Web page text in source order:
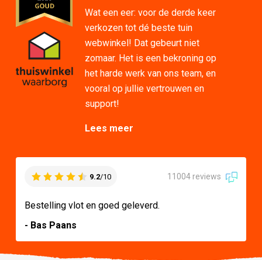
Wat een eer: voor de derde keer
verkozen tot dé beste tuin
webwinkel! Dat gebeurt niet
zomaar. Het is een bekroning op
het harde werk van ons team, en
vooral op jullie vertrouwen en
support!
Lees meer
9.2/10 11004 reviews
Bestelling vlot en goed geleverd.
- Bas Paans